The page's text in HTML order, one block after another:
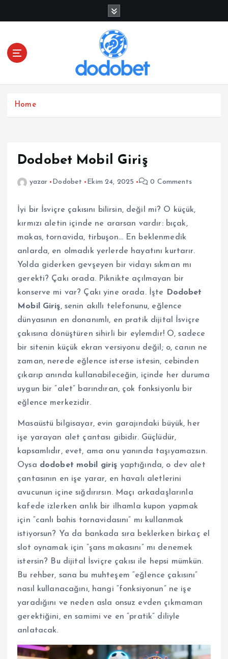
Home
Dodobet Mobil Giriş
yazar Dodobet Ekim 24, 2025 0 Comments
İyi bir İsviçre çakısını bilirsin, değil mi? O küçük,
kırmızı aletin içinde ne ararsan vardır: bıçak,
makas, tornavida, tirbuşon… En beklenmedik
anlarda, en olmadık yerlerde hayatını kurtarır.
Yolda giderken gevşeyen bir vidayı sıkman mı
gerekti? Çakı orada. Piknikte açılmayan bir
konserve mi var? Çakı yine orada. İşte
Dodobet
Mobil Giriş, senin akıllı telefonunu, eğlence
dünyasının en donanımlı, en pratik dijital İsviçre
çakısına dönüştüren sihirli bir eylemdir! O, sadece
bir sitenin küçük ekran versiyonu değil; o, canın ne
zaman, nerede eğlence isterse istesin, cebinden
çıkarıp anında kullanabileceğin, içinde her duruma
uygun bir “alet” barındıran, çok fonksiyonlu bir
eğlence merkezidir.
Masaüstü bilgisayar, evin garajındaki büyük, her
işe yarayan alet çantası gibidir. Güçlüdür,
kapsamlıdır, evet, ama onu yanında taşıyamazsın.
Oysa dodobet mobil giriş yaptığında, o dev alet
çantasının en işe yarar, en havalı aletlerini
avucunun içine sığdırırsın. Maçı arkadaşlarınla
kafede izlerken anlık bir ilhamla kupon yapmak
için “canlı bahis tornavidasını” mı kullanmak
istiyorsun? Ya da bankada sıra beklerken birkaç el
slot oynamak için “şans makasını” mı denemek
istersin? Bu dijital İsviçre çakısı ile hepsi mümkün.
Bu rehber, sana bu muhteşem “eğlence çakısını”
nasıl kullanacağını, hangi “fonksiyonun” ne işe
yaradığını ve neden asla onsuz evden çıkmaman
gerektiğini, en samimi ve en “pratik” diliyle
anlatacak.